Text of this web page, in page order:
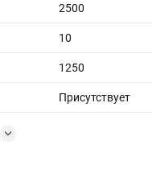
2500
10
1250
Присутствует